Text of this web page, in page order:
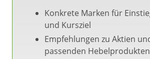
Konkrete Marken für
und Kursziel
Empfehlungen zu Aktien
passenden